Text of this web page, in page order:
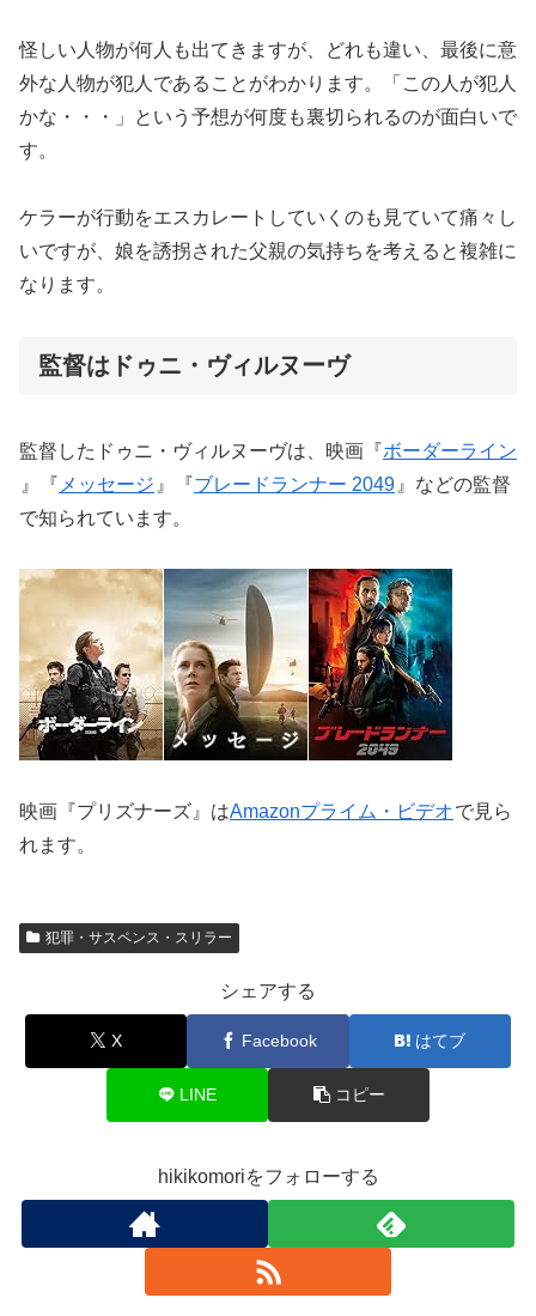
怪しい人物が何人も出てきますが、どれも違い、最後に意
外な人物が犯人であることがわかります。「この人が犯人
かな・・・」という予想が何度も裏切られるのが面白いで
す。
ケラーが行動をエスカレートしていくのも見ていて痛々し
いですが、娘を誘拐された父親の気持ちを考えると複雑に
なります。
監督はドゥニ・ヴィルヌーヴ
監督したドゥニ・ヴィルヌーヴは、映画『ボーダーライン
』『 メッセージ 』『ブレードランナー 2049 』などの監督
で知られています。
映画『プリズナーズ』はAmazonプライム・ビデオで見ら
れます。
犯罪・サスペンス・スリラー
シェアする
X Facebook はてブ
LINE コピー
hikikomoriをフォローする